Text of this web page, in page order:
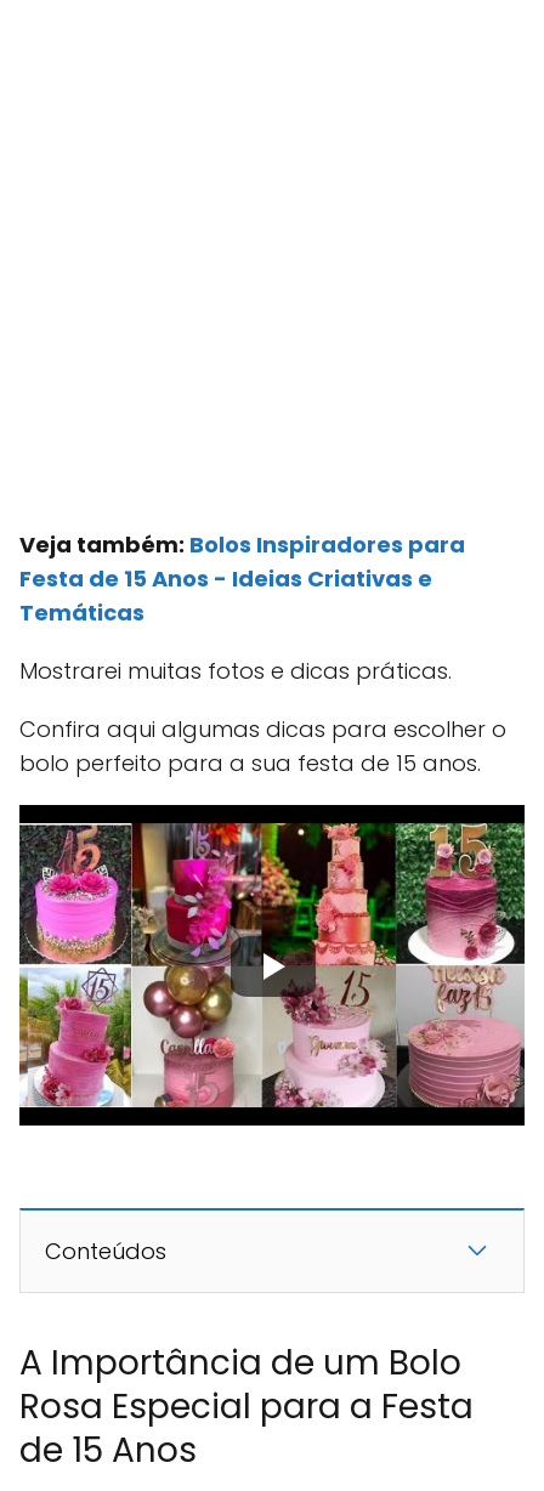
Veja também: Bolos Inspiradores para
Festa de 15 Anos - Ideias Criativas e
Temáticas
Mostrarei muitas fotos e dicas práticas.
Confira aqui algumas dicas para escolher o
bolo perfeito para a sua festa de 15 anos.
Conteúdos
A Importância de um Bolo
Rosa Especial para a Festa
de 15 Anos